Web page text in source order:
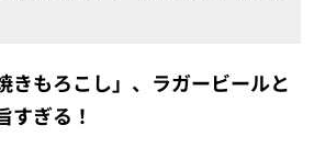
きもろこし」、ラガービールと
すぎる！